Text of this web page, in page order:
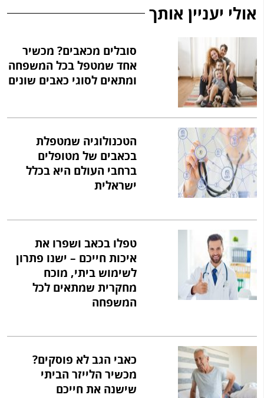
אולי יעניין אותך
סובלים מכאבים? מכשיר
אחד שמטפל בכל המשפחה
ומתאים לסוגי כאבים שונים
הטכנולוגיה שמטפלת
בכאבים של מטופלים
ברחבי העולם היא בכלל
ישראלית
טפלו בכאב ושפרו את
איכות חייכם – ישנו פתרון
לשימוש ביתי, מוכח
מחקרית שמתאים לכל
המשפחה
כאבי הגב לא פוסקים?
מכשיר הלייזר הביתי
שישנה את חייכם